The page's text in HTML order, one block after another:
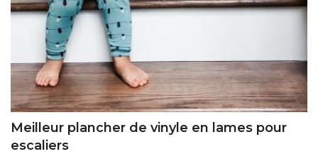
Meilleur plancher de vinyle en lames pour
escaliers